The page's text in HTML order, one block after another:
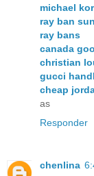
michael
ray ban
ray bans
canada
christian
gucci
cheap
as
Responder
chenlina